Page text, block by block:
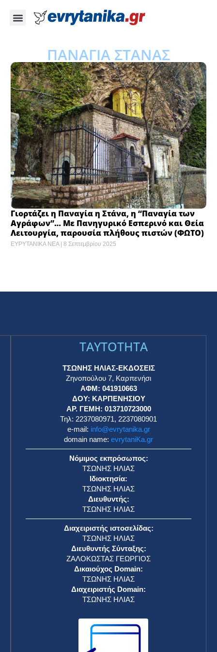
ΠΑΝΑΓΙΑ ΣΤΑΝΑΣ
Γιορτάζει η Παναγία η Στάνα, η “Παναγία των
Αγράφων”… Με Πανηγυρικό Εσπερινό και Θεία
Λειτουργία, παρουσία πλήθους πιστών (ΦΩΤΟ)
ΕΥΡΥΤΑΝΙΚΑ ΝΕΑ 8 Σεπτεμβρίου 2025
TAYTOTHTA
ΤΣΩΝΗΣ ΗΛΙΑΣ-ΕΚΔΟΣΕΙΣ
Ζηνοπούλου 7, Καρπενήσι
ΑΦΜ: 041910663
ΔΟΥ: ΚΑΡΠΕΝΗΣΙΟΥ
ΑΡ. ΓΕΜΗ: 013710723000
Τηλ: 2237080971, 2237080901
e-mail: info@evrytanika.gr
domain name: evrytaniKa.gr
Νόμιμος εκπρόσωπος:
ΤΣΩΝΗΣ ΗΛΙΑΣ
Ιδιοκτησία:
ΤΣΩΝΗΣ ΗΛΙΑΣ
Διευθυντής:
ΤΣΩΝΗΣ ΗΛΙΑΣ
Διαχειριστής ιστοσελίδας:
ΤΣΩΝΗΣ ΗΛΙΑΣ
Διευθυντής Σύνταξης:
ΖΑΛΟΚΩΣΤΑΣ ΓΕΩΡΓΙΟΣ
Δικαιούχος Domain:
ΤΣΩΝΗΣ ΗΛΙΑΣ
Διαχειριστής Domain:
ΤΣΩΝΗΣ ΗΛΙΑΣ